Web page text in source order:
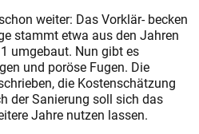
weiter: Das Vorklär- becken
stammt etwa aus den Jahren
umgebaut. Nun gibt es
und poröse Fugen. Die
die Kostenschätzung
der Sanierung soll sich das
Jahre nutzen lassen.